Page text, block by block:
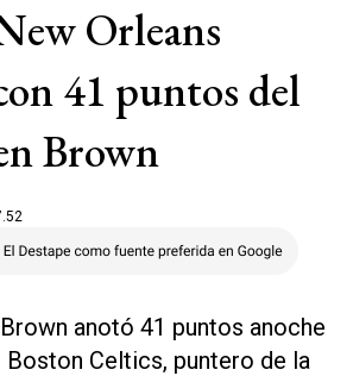
Orleans
41 puntos del
Brown
anotó 41 puntos anoche
Celtics, puntero de la